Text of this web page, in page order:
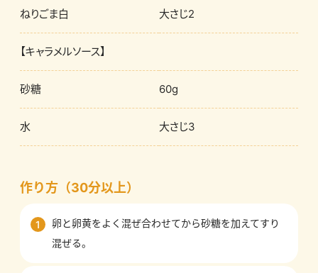
ねりごま白 大さじ2
【キャラメルソース】
砂糖 60g
水 大さじ3
作り方（30分以上）
1
卵と卵黄をよく混ぜ合わせてから砂糖を加えてすり
混ぜる。